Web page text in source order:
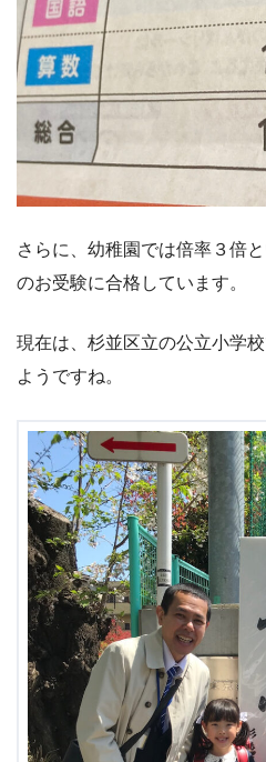
さらに、幼稚園では倍率３倍
のお受験に合格しています。
現在は、杉並区立の公立小学
ようですね。